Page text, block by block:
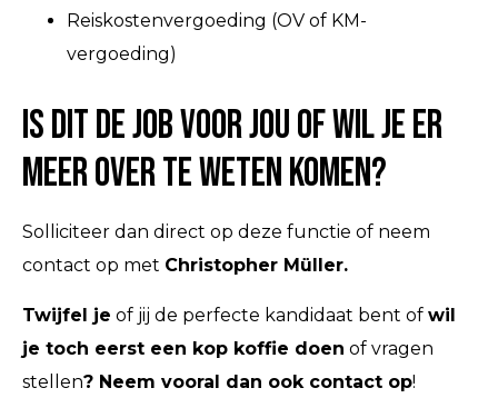
Reiskostenvergoeding (OV of KM-
vergoeding)
Is dit de job voor jou of wil je er
meer over te weten komen?
Solliciteer dan direct op deze functie of neem
contact op met Christopher Müller.
Twijfel je of jij de perfecte kandidaat bent of wil
je toch eerst een kop koffie doen of vragen
stellen? Neem vooral dan ook contact op!